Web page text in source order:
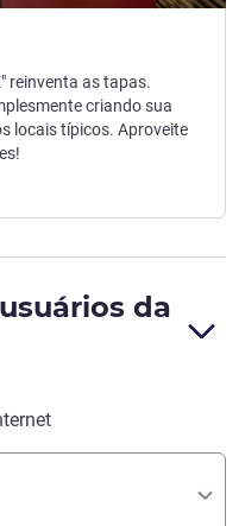
reinventa as tapas.
criando sua
locais típicos. Aproveite
da